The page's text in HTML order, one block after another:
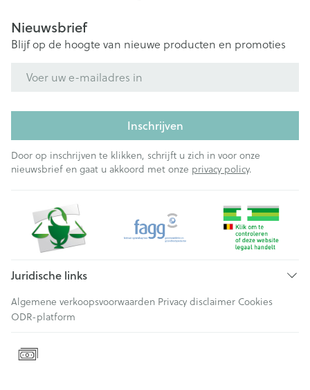
Nieuwsbrief
Blijf op de hoogte van nieuwe producten en promoties
Inschrijven
Door op inschrijven te klikken, schrijft u zich in voor onze
nieuwsbrief en gaat u akkoord met onze privacy policy.
Juridische links
Algemene verkoopsvoorwaarden Privacy disclaimer Cookies
ODR-platform